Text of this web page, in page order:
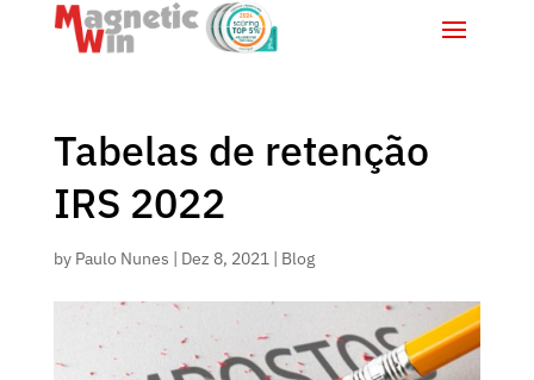
Tabelas de retenção
IRS 2022
by Paulo Nunes | Dez 8, 2021| Blog